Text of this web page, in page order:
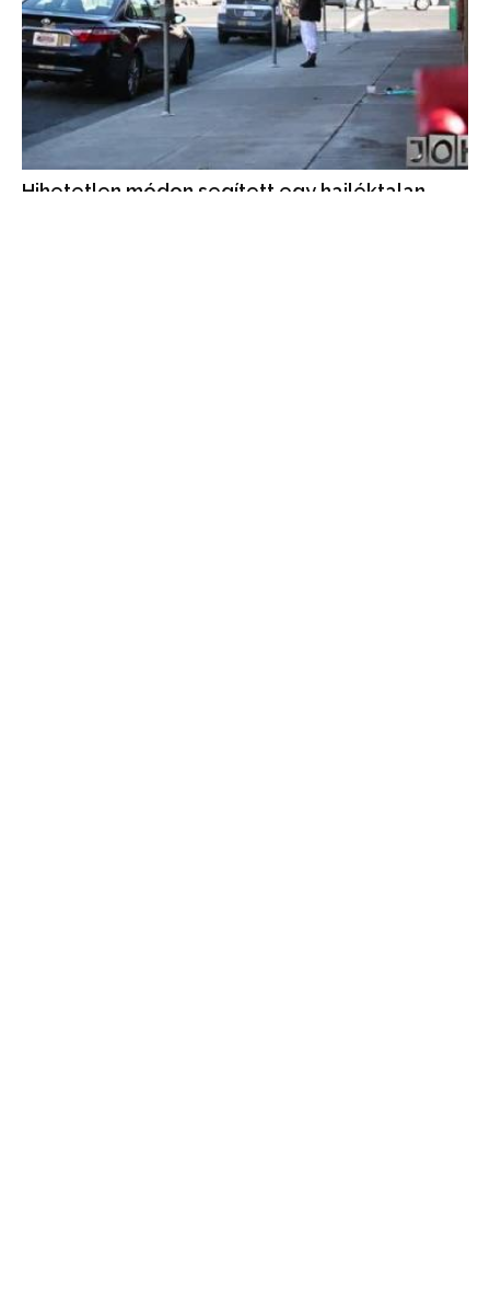
Hihetetlen módon segített egy hajléktalan